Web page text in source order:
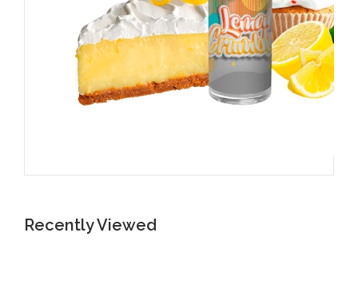
Recently Viewed